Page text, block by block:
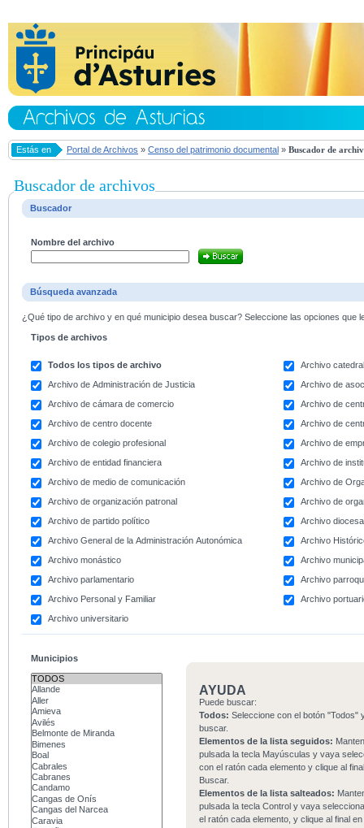
Estás en Portal de Archivos » Censo del patrimonio documental » Buscador de
Buscador de archivos
Buscador
Nombre del archivo
Búsqueda avanzada
¿Qué tipo de archivo y en qué municipio desea buscar? Seleccione las opciones que
Tipos de archivos
Todos los tipos de archivo
Archivo
Archivo de Administración de Justicia
Archivo de
Archivo de cámara de comercio
Archivo de
Archivo de centro docente
Archivo de
Archivo de colegio profesional
Archivo de
Archivo de entidad financiera
Archivo de
Archivo de medio de comunicación
Archivo de
Archivo de organización patronal
Archivo de
Archivo de partido político
Archivo
Archivo General de la Administración Autonómica
Archivo
Archivo monástico
Archivo
Archivo parlamentario
Archivo
Archivo Personal y Familiar
Archivo
Archivo universitario
Municipios
AYUDA
Puede buscar:
Todos: Seleccione con el botón "Todos"
buscar.
Elementos de la lista seguidos:
pulsada la tecla Mayúsculas y vaya
con el ratón cada elemento y clique al
Buscar.
Elementos de la lista salteados:
pulsada la tecla Control y vaya
el ratón cada elemento, y clique al final